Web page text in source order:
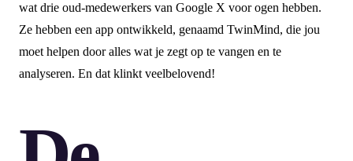
wat drie oud-medewerkers van Google X voor ogen hebben.
Ze hebben een app ontwikkeld, genaamd TwinMind, die jou
moet helpen door alles wat je zegt op te vangen en te
analyseren. En dat klinkt veelbelovend!